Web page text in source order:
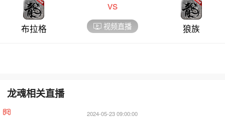
布拉格
vs
视频直播 狼族
龙魂相关直播
2024-05-23 09:00:00